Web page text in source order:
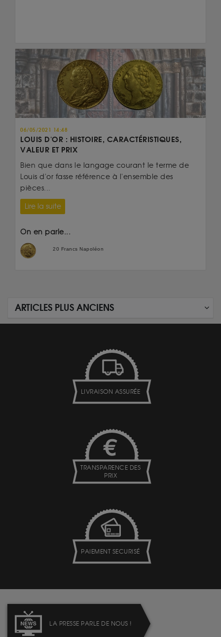
06/05/2021 14:48
LOUIS D'OR : HISTOIRE, CARACTÉRISTIQUES,
VALEUR ET PRIX
Bien que dans le langage courant le terme de
Louis d'or fasse référence à l'ensemble des
pièces...
Lire la suite
On en parle...
20 Francs Napoléon
ARTICLES PLUS ANCIENS
LIVRAISON ASSURÉE
TRANSPARENCE DES
PRIX
PAIEMENT SECURISÉ
LA PRESSE PARLE DE NOUS !